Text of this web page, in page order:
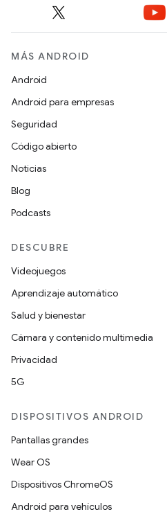
MÁS ANDROID
Android
Android para empresas
Seguridad
Código abierto
Noticias
Blog
Podcasts
DESCUBRE
Videojuegos
Aprendizaje automático
Salud y bienestar
Cámara y contenido multimedia
Privacidad
5G
DISPOSITIVOS ANDROID
Pantallas grandes
Wear OS
Dispositivos ChromeOS
Android para vehículos